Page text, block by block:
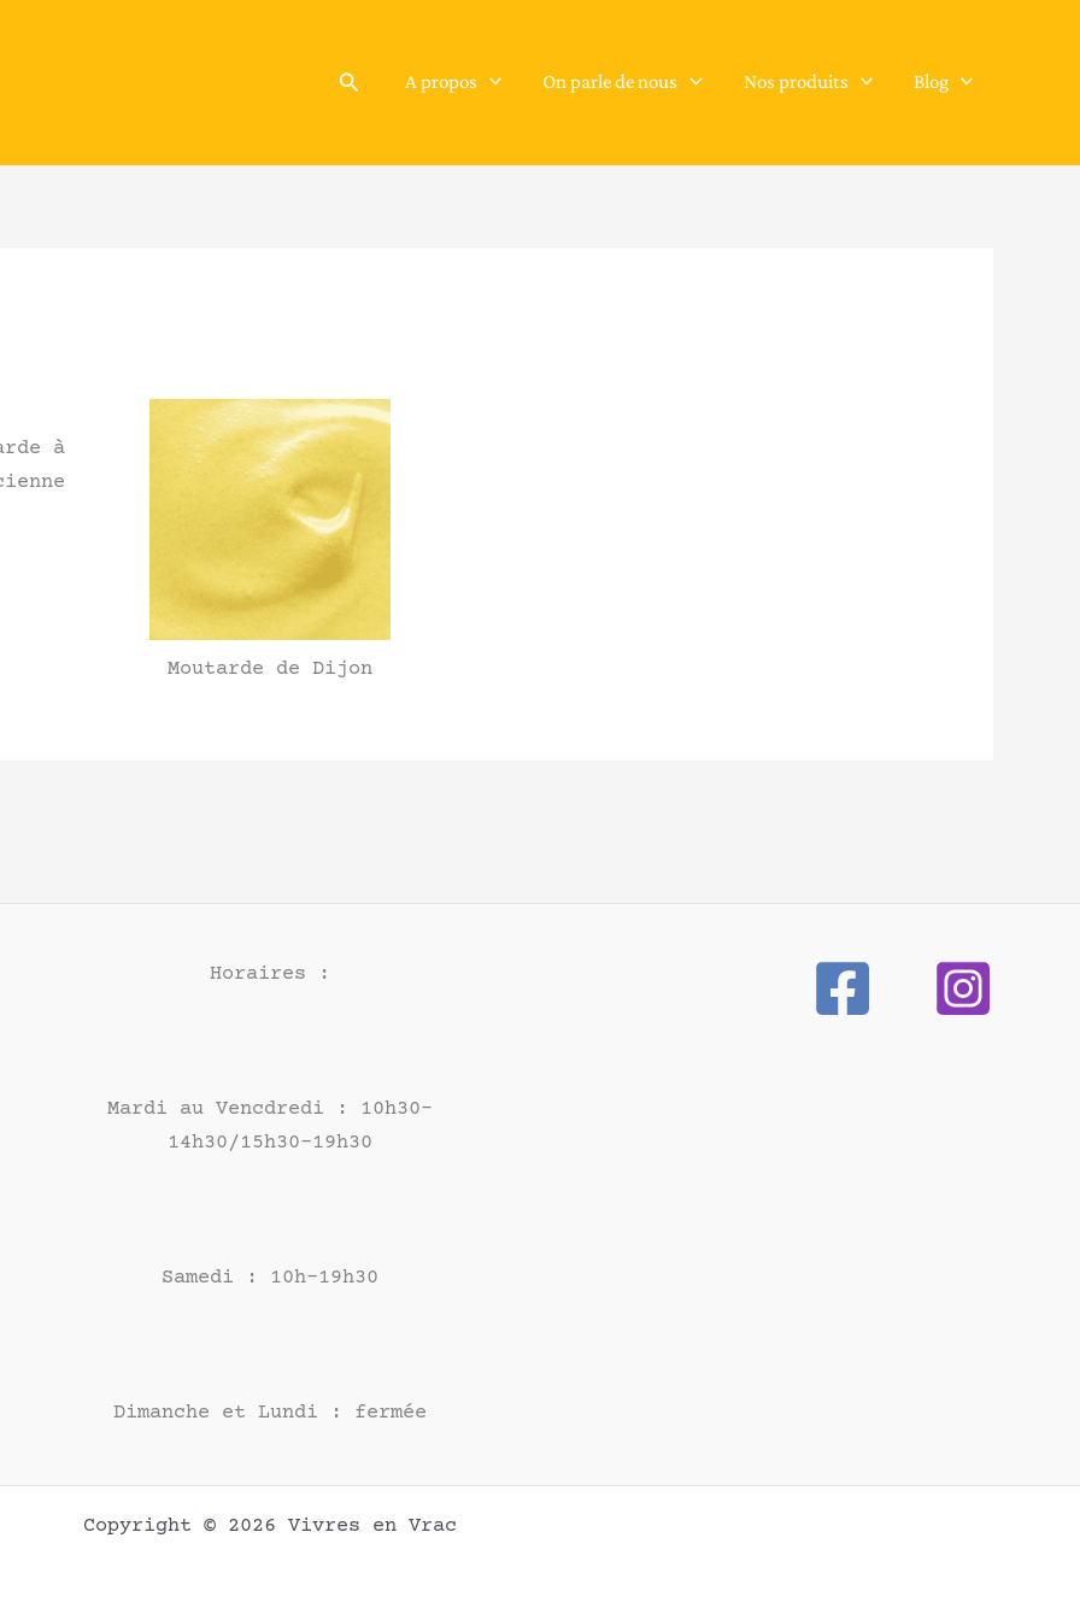
RechercherA propos On parle de nous Nos produits Blog
à
Moutarde de Dijon
Horaires :
Mardi au Vencdredi : 10h30-
14h30/15h30-19h30
Samedi : 10h-19h30
Dimanche et Lundi : fermée
Copyright © 2026 Vivres en Vrac